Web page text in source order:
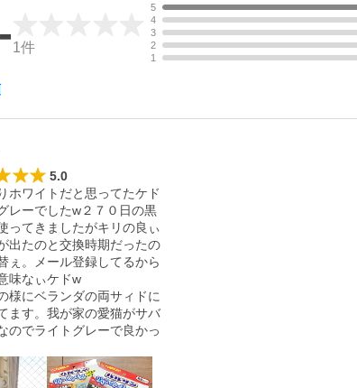
1件
5
4
3
2
1
5.0
ホワイトだと思ってたケド
レーでしたw２７０日の黒
ってきましたがキリの良ぃ
出たのと交換時期だったの
ぇ。メール登録してるから
味なぃケドw
様にベランダの両サィドに
ます。我が家の愛猫がサバ
のでライトグレーで良かっ